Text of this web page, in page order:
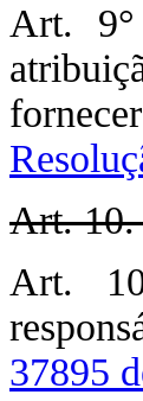
Art.
Art. 10.
Art.
37895